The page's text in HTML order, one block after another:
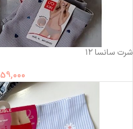
شرت سانسا ۱۲
59,000